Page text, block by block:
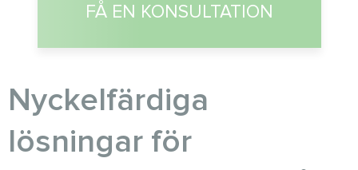
FÅ EN KONSULTATION
Nyckelfärdiga
lösningar för